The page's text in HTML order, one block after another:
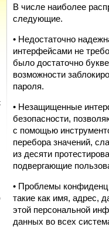
В числе наиболее
следующие.
• Недостаточно
интерфейсами не
было достаточно
возможности
пароля.
• Незащищенные
безопасности,
с помощью
перебора значений,
из десяти
подвергающие
• Проблемы
такие как имя, адрес,
этой персональной
данных во всех